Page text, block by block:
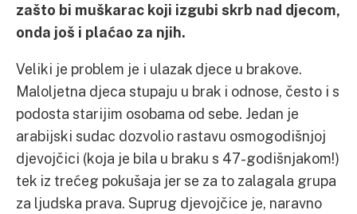
zašto bi muškarac koji izgubi skrb nad djecom,
onda još i plaćao za njih.
Veliki je problem je i ulazak djece u brakove.
Maloljetna djeca stupaju u brak i odnose, često i s
podosta starijim osobama od sebe. Jedan je
arabijski sudac dozvolio rastavu osmogodišnjoj
djevojčici (koja je bila u braku s 47-godišnjakom!)
tek iz trećeg pokušaja jer se za to zalagala grupa
za ljudska prava. Suprug djevojčice je, naravno